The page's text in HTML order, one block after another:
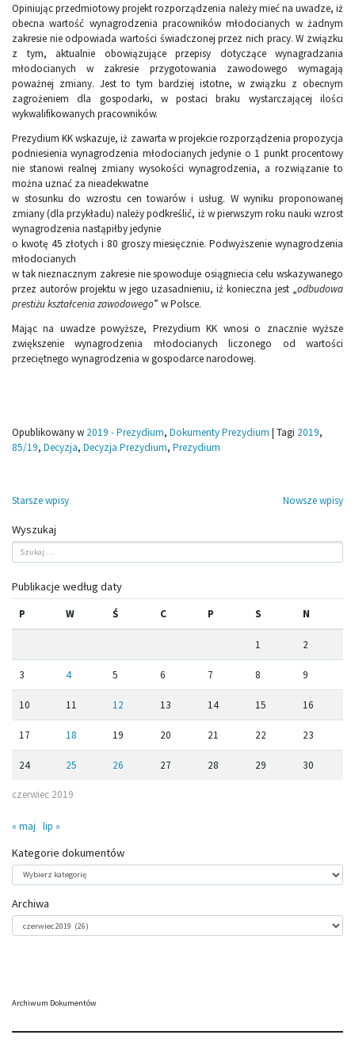
Opiniując przedmiotowy projekt rozporządzenia należy mieć na uwadze, iż
obecna wartość wynagrodzenia pracowników młodocianych w żadnym
zakresie nie odpowiada wartości świadczonej przez nich pracy. W związku
z tym, aktualnie obowiązujące przepisy dotyczące wynagradzania
młodocianych w zakresie przygotowania zawodowego wymagają
poważnej zmiany. Jest to tym bardziej istotne, w związku z obecnym
zagrożeniem dla gospodarki, w postaci braku wystarczającej ilości
wykwalifikowanych pracowników.
Prezydium KK wskazuje, iż zawarta w projekcie rozporządzenia propozycja
podniesienia wynagrodzenia młodocianych jedynie o 1 punkt procentowy
nie stanowi realnej zmiany wysokości wynagrodzenia, a rozwiązanie to
można uznać za nieadekwatne
w stosunku do wzrostu cen towarów i usług. W wyniku proponowanej
zmiany (dla przykładu) należy podkreślić, iż w pierwszym roku nauki wzrost
wynagrodzenia nastąpiłby jedynie
o kwotę 45 złotych i 80 groszy miesięcznie. Podwyższenie wynagrodzenia
młodocianych
w tak nieznacznym zakresie nie spowoduje osiągniecia celu wskazywanego
przez autorów projektu w jego uzasadnieniu, iż konieczna jest „odbudowa
prestiżu kształcenia zawodowego” w Polsce.
Mając na uwadze powyższe, Prezydium KK wnosi o znacznie wyższe
zwiększenie wynagrodzenia młodocianych liczonego od wartości
przeciętnego wynagrodzenia w gospodarce narodowej.
Opublikowany w 2019 - Prezydium, Dokumenty Prezydium | Tagi 2019,
85/19, Decyzja, Decyzja Prezydium, Prezydium
Nawigacja
po
wpisach
Starsze wpisy Nowsze wpisy
Wyszukaj
Publikacje według daty
czerwiec 2019
P W Ś C P S N
1 2
3 4 5 6 7 8 9
10 11 12 13 14 15 16
17 18 19 20 21 22 23
24 25 26 27 28 29 30
« maj lip »
Kategorie dokumentów
Kategorie
dokumentów
Archiwa
Archiwum Dokumentów